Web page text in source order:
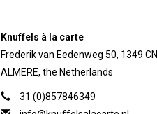
Knuffels à la carte
Frederik van Eedenweg 50, 1349 CN
ALMERE, the Netherlands
31 (0)857846349